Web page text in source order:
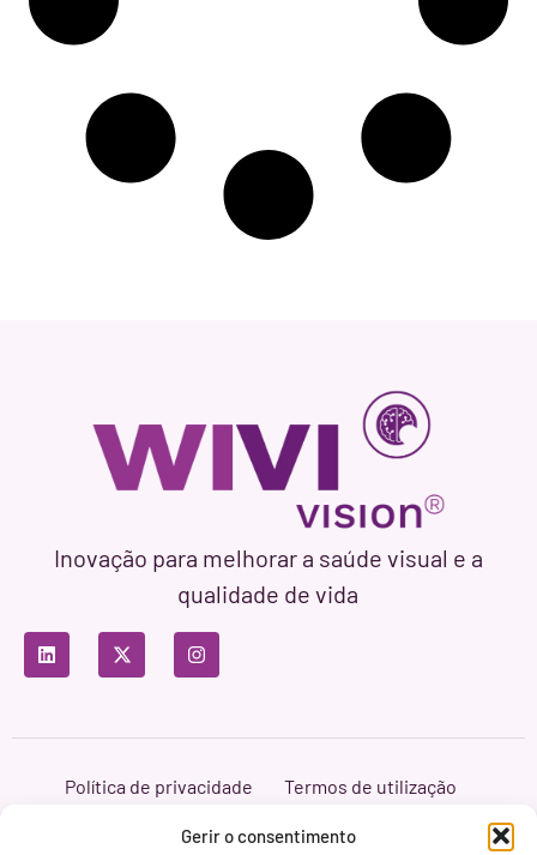
Gerir o consentimento
Inovação para melhorar a saúde visual e a
qualidade de vida
Política de privacidade
Termos de utilização
Branding & Web ASH Proyectos Creativos